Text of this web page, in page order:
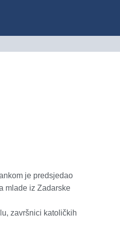
je predsjedao
mlade iz Zadarske
završnici katoličkih